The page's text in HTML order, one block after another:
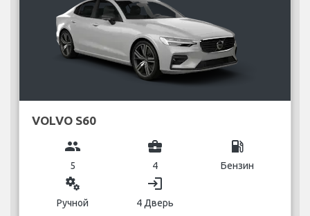
VOLVO S60
group
5
business_center
4
local_gas_station
Бензин
miscellaneous_services
Ручной
login
4 Дверь